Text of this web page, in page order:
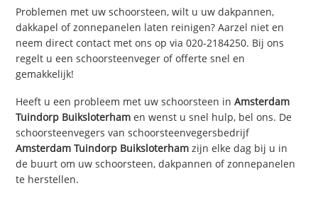
Problemen met uw schoorsteen, wilt u uw dakpannen,
dakkapel of zonnepanelen laten reinigen? Aarzel niet en
neem direct contact met ons op via 020-2184250. Bij ons
regelt u een schoorsteenveger of offerte snel en
gemakkelijk!
Heeft u een probleem met uw schoorsteen inAmsterdam
Tuindorp Buiksloterham en wenst u snel hulp, bel ons. De
schoorsteenvegers van schoorsteenvegersbedrijf
Amsterdam Tuindorp Buiksloterham zijn elke dag bij u in
de buurt om uw schoorsteen, dakpannen of zonnepanelen
te herstellen.